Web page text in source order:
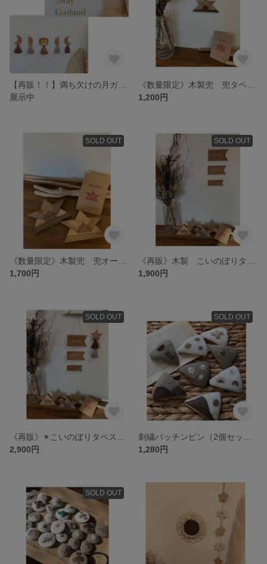
展示中
1,200円
SOLD OUT
1,700円
SOLD OUT
1,900円
SOLD OUT
2,900円
SOLD OUT
1,280円
SOLD OUT